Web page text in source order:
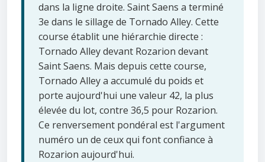
dans la ligne droite. Saint Saens a terminé
3e dans le sillage de Tornado Alley. Cette
course établit une hiérarchie directe :
Tornado Alley devant Rozarion devant
Saint Saens. Mais depuis cette course,
Tornado Alley a accumulé du poids et
porte aujourd'hui une valeur 42, la plus
élevée du lot, contre 36,5 pour Rozarion.
Ce renversement pondéral est l'argument
numéro un de ceux qui font confiance à
Rozarion aujourd'hui.